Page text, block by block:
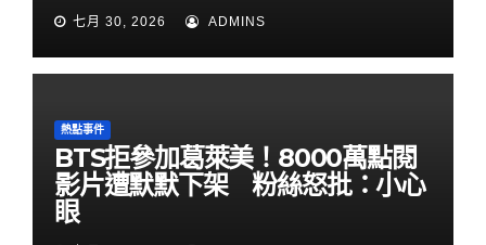
七月 30, 2026 ADMINS
熱點事件
BTS拒參加葛萊美！8000萬點閱
影片遭默默下架 粉絲怒批：小心
眼